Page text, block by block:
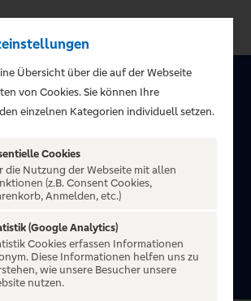
Bremen
Übersicht über die auf der Webseite
von Cookies. Sie können Ihre
einzelnen Kategorien individuell setzen.
Cookies
die Nutzung der Webseite mit allen
(z.B. Consent Cookies,
Anmelden, etc.)
(Google Analytics)
Cookies erfassen Informationen
Diese Informationen helfen uns zu
wie unsere Besucher unsere
nutzen.